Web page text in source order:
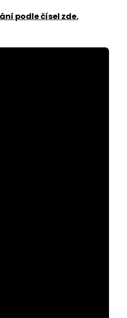
podle čísel zde.